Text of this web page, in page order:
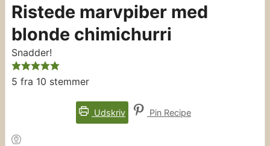
Ristede marvpiber med
blonde chimichurri
Snadder!
5 fra 10 stemmer
Udskriv Pin Recipe